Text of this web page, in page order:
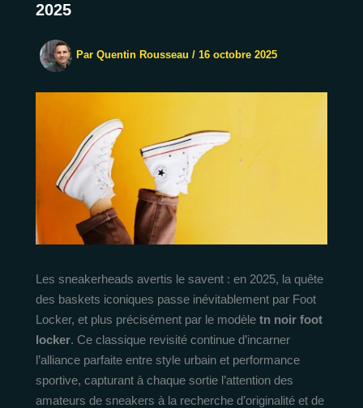
2025
Par Quentin Rousseau / 16 octobre 2025
Les sneakerheads avertis le savent : en 2025, la quête
des baskets iconiques passe inévitablement par Foot
Locker, et plus précisément par le modèle tn noir foot
locker. Ce classique revisité continue d’incarner
l’alliance parfaite entre style urbain et performance
sportive, capturant à chaque sortie l’attention des
amateurs de sneakers à la recherche d’originalité et de